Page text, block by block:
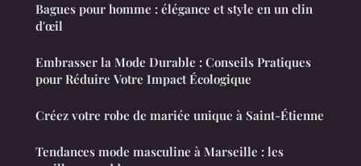
Bagues pour homme : élégance et style en un clin
d'œil
Embrasser la Mode Durable : Conseils Pratiques
pour Réduire Votre Impact Écologique
Créez votre robe de mariée unique à Saint-Étienne
Tendances mode masculine à Marseille : les